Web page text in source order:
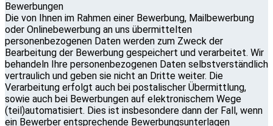
Bewerbungen
Die von Ihnen im Rahmen einer Bewerbung, Mailbewerbung
oder Onlinebewerbung an uns übermittelten
personenbezogenen Daten werden zum Zweck der
Bearbeitung der Bewerbung gespeichert und verarbeitet. Wir
behandeln Ihre personenbezogenen Daten selbstverständlich
vertraulich und geben sie nicht an Dritte weiter. Die
Verarbeitung erfolgt auch bei postalischer Übermittlung,
sowie auch bei Bewerbungen auf elektronischem Wege
(teil)automatisiert. Dies ist insbesondere dann der Fall, wenn
ein Bewerber entsprechende Bewerbungsunterlagen